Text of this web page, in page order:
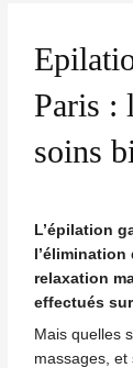
Paris :
soins
L’épilation
relaxation
effectués
Mais quelles
massages, et